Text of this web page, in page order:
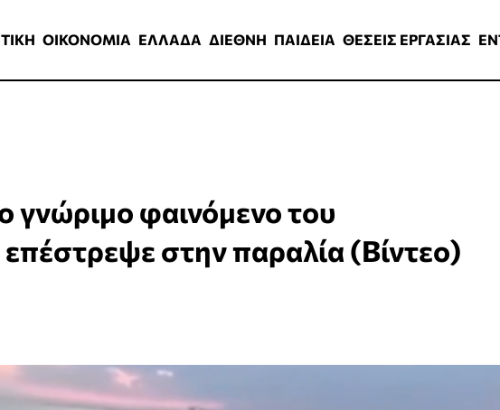
ΟΙΚΟΝΟΜΙΑ ΕΛΛΑΔΑ ΔΙΕΘΝΗ ΠΑΙΔΕΙΑ ΘΕΣΕΙΣ ΕΡΓΑΣΙΑΣ
γνώριμο φαινόμενο του
στην παραλία (Βίντεο)